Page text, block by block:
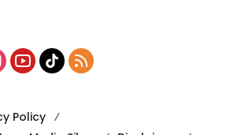
Policy